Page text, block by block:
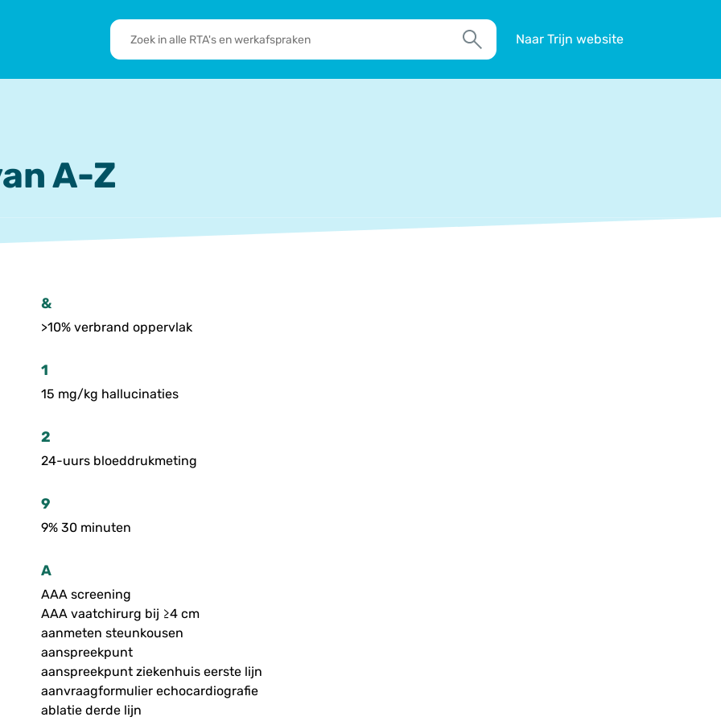
RTA's
en
Zoek
Naar Trijn website
A-Z
&
>10% verbrand oppervlak
1
15 mg/kg hallucinaties
2
24-uurs bloeddrukmeting
9
9% 30 minuten
A
AAA screening
AAA vaatchirurg bij ≥4 cm
aanmeten steunkousen
aanspreekpunt
aanspreekpunt ziekenhuis eerste lijn
aanvraagformulier echocardiografie
ablatie derde lijn